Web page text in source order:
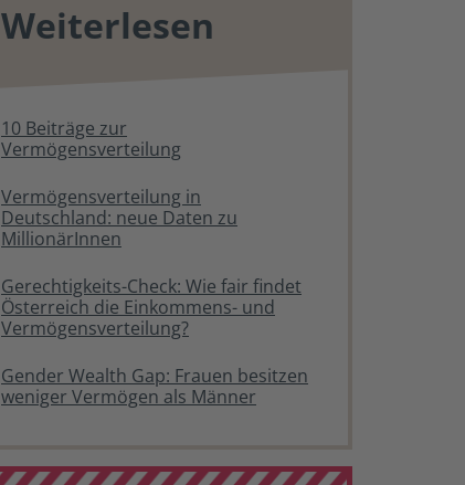
Weiterlesen
10 Beiträge zur
Vermögensverteilung
Vermögensverteilung in
Deutschland: neue Daten zu
MillionärInnen
Gerechtigkeits-Check: Wie fair findet
Österreich die Einkommens- und
Vermögensverteilung?
Gender Wealth Gap: Frauen besitzen
weniger Vermögen als Männer